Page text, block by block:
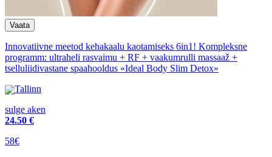
Innovatiivne meetod kehakaalu kaotamiseks 6in1! Kompleksne
programm: ultraheli rasvaimu + RF + vaakumrulli massaaž +
tselluliidivastane spaahooldus «Ideal Body Slim Detox»
Tallinn
sulge aken
24.50 €
58€